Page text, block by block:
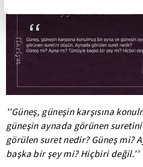
''Güneş, güneşin karşısına
güneşin aynada görünen
görülen suret nedir? Güneş mi?
başka bir şey mi? Hiçbiri değil.''